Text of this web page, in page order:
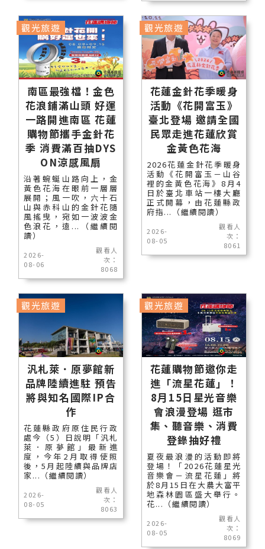
南區最強檔！金色
花浪鋪滿山頭 好運
一路開進南區 花蓮
購物節攜手金針花
季 消費滿百抽DYS
ON涼感風扇
沿著蜿蜒山路向上，金
黃色花海在眼前一層層
展開；風一吹，六十石
山與赤科山的金針花隨
風搖曳，宛如一波波金
色浪花，遠...（繼續閱
讀）
2026-
08-06
觀看人
次：
8068
觀光旅遊
花蓮金針花季暖身
活動《花開富玉》
臺北登場 邀請全國
民眾走進花蓮欣賞
金黃色花海
2026花蓮金針花季暖身
活動《花開富玉－山谷
裡的金黃色花海》8月4
日於臺北車站一樓大廳
正式開幕，由花蓮縣政
府指...（繼續閱讀）
2026-
08-05
觀看人
次：
8061
觀光旅遊
汎札萊．原夢館新
品牌陸續進駐 預告
將與知名國際IP合
作
花蓮縣政府原住民行政
處今（5）日說明「汎札
萊．原夢館」最新進
度，今年2月取得使照
後，5月起陸續與品牌店
家...（繼續閱讀）
2026-
08-05
觀看人
次：
8063
觀光旅遊
花蓮購物節邀你走
進「流星花蓮」！
8月15日星光音樂
會浪漫登場 逛市
集、聽音樂、消費
登錄抽好禮
夏夜最浪漫的活動即將
登場！「2026花蓮星光
音樂會－流星花蓮」將
於8月15日在大農大富平
地森林園區盛大舉行。
花...（繼續閱讀）
2026-
08-05
觀看人
次：
8069
觀光旅遊